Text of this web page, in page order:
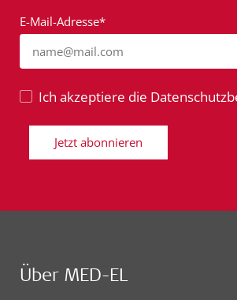
E-Mail-Adresse*
name@mail.com
Ich akzeptiere die
Jetzt abonnieren
Über MED-EL